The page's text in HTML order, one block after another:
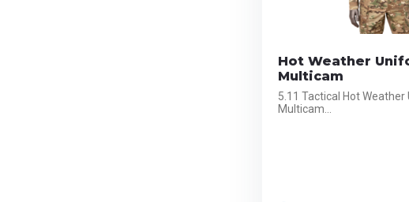
Hot Weather
Multicam
5.11 Tactical Hot
Multicam...